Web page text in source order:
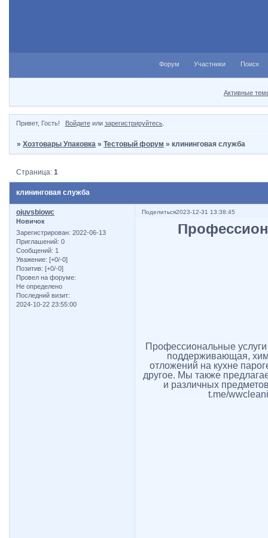
Форум Участники Поиск
Активные
Привет, Гость! Войдитеили зарегистрируйтесь.
»Хозтовары Упаковка »Тестовый форум »клининговая служба
клининговая служба
Страница:1
Поделиться2023-12-31 13:38:45
ojuvsbiowc
Новичок
Зарегистрирован: 2022-06-13
Приглашений: 0
Сообщений: 1
Уважение: [+0/-0]
Позитив: [+0/-0]
Провел на форуме:
Не определено
Последний визит:
2024-10-22 23:55:00
Профессиональные
поддерживающая,
отложений на кухне
другое. Мы также
и различных
t.me/